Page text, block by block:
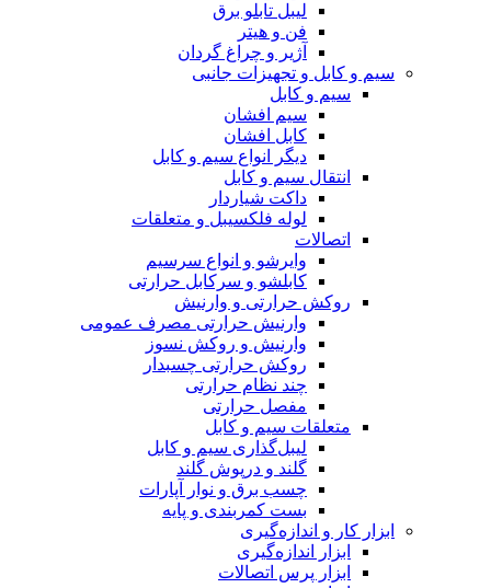
لیبل تابلو برق
فن و هیتر
آژیر و چراغ گردان
سیم و کابل و تجهیزات جانبی
سیم و کابل
سیم افشان
کابل افشان
دیگر انواع سیم و کابل
انتقال سیم و کابل
داکت شیاردار
لوله فلکسیبل و متعلقات
اتصالات
وایرشو و انواع سرسیم
کابلشو و سرکابل حرارتی
روکش حرارتی و وارنیش
وارنیش حرارتی مصرف عمومی
وارنیش و روکش نسوز
روکش حرارتی چسبدار
چند نظام حرارتی
مفصل حرارتی
متعلقات سیم و کابل
لیبل‌گذاری سیم و کابل
گلند و درپوش گلند
چسب برق و نوار آپارات
بست کمربندی و پایه
ابزار کار و اندازه‌گیری
ابزار اندازه‌گیری
ابزار پرس اتصالات